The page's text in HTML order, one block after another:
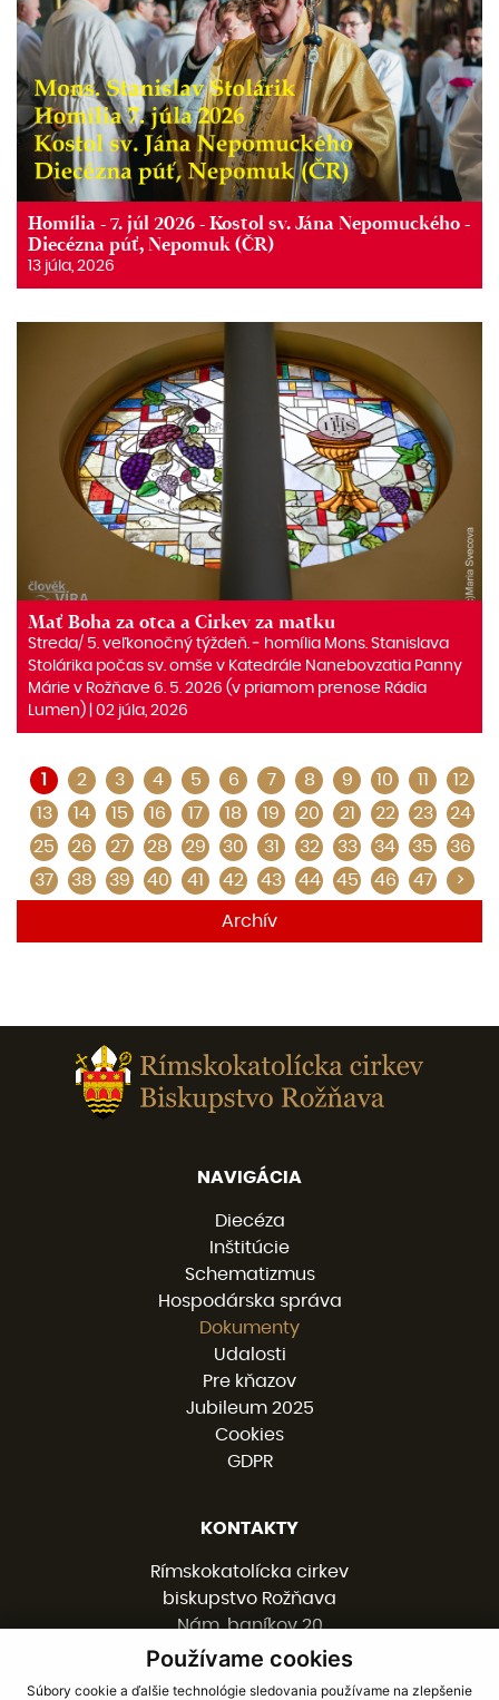
Používame cookies
Súbory cookie a ďalšie technológie sledovania používame na zlepšenie
Homília - 7. júl 2026 - Kostol sv. Jána Nepomuckého -
Diecézna púť, Nepomuk (ČR)
13 júla, 2026
Mať Boha za otca a Cirkev za matku
Streda/ 5. veľkonočný týždeň. ‒ homília Mons. Stanislava
Stolárika počas sv. omše v Katedrále Nanebovzatia Panny
Márie v Rožňave 6. 5. 2026 (v priamom prenose Rádia
Lumen) | 02 júla, 2026
1 2 3 4 5 6 7 8 9 10 11
12
13
14 15 16 17 18 19 20 21 22 23
24
25
26 27 28 29 30 31 32 33 34 35
36
37
38 39 40 41 42 43 44 45 46 47 >
Archív
NAVIGÁCIA
Diecéza
Inštitúcie
Schematizmus
Hospodárska správa
Dokumenty
Udalosti
Pre kňazov
Jubileum 2025
Cookies
GDPR
KONTAKTY
Rímskokatolícka cirkev
biskupstvo Rožňava
Nám. baníkov 20
048 01 ROŽŇAVA